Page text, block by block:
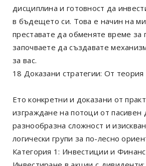
дисциплина и готовност да
в бъдещето си. Това е начин на
преставате да обменяте време за
започваете да създавате
за вас.
18 Доказани стратегии: От теория
Ето конкретни и доказани от
изграждане на потоци от пасивен
разнообразна сложност и
логически групи за по-лесно
Категория 1: Инвестиции и